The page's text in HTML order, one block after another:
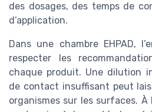
des dosages, des temps de
d’application.
Dans une chambre EHPAD,
respecter les
chaque produit. Une dilution
de contact insuffisant peut
organismes sur les surfaces. À